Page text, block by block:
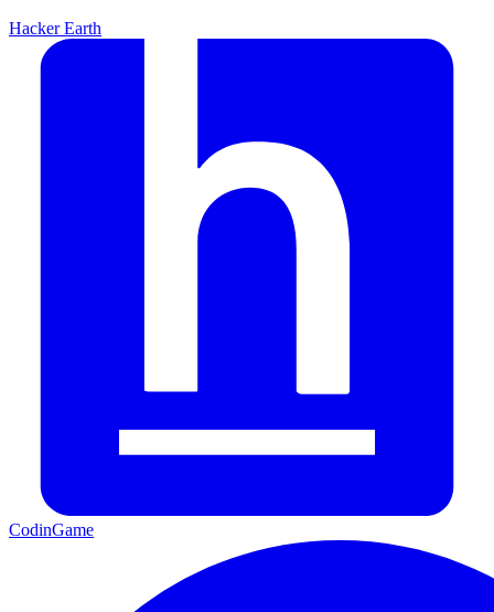
Hacker Earth
CodinGame